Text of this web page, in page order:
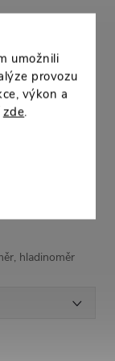
umožnili
provozu
výkon a
zde.
linku
užší
hladinoměr